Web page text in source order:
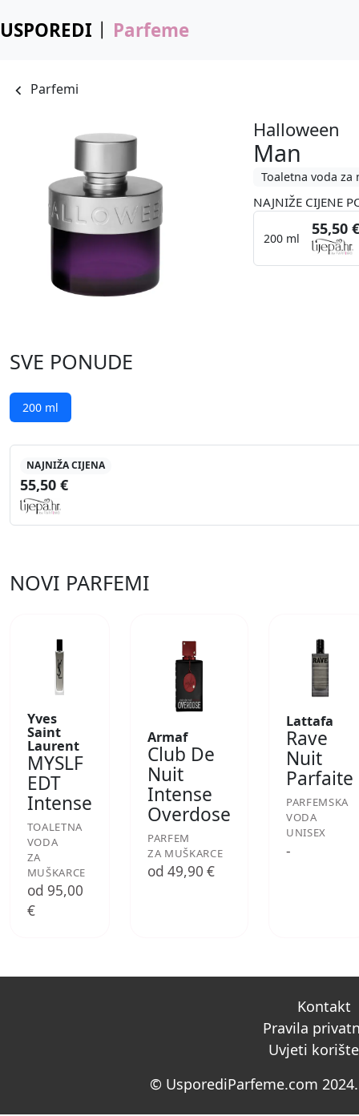
USPOREDI Parfeme
Parfemi
Halloween
Man
Toaletna voda za
NAJNIŽE CIJENE
200 ml
55,50
SVE PONUDE
200 ml
NAJNIŽA CIJENA
55,50 €
NOVI PARFEMI
Yves
Saint
Laurent
MYSLF
EDT
Intense
TOALETNA
VODA
ZA
MUŠKARCE
od 95,00
€
Armaf
Club De
Nuit
Intense
Overdose
PARFEM
ZA MUŠKARCE
od 49,90 €
Lattafa
Rave
Nuit
Parfaite
PARFEMSKA
VODA
UNISEX
-
Kontakt
Pravila
Uvjeti
© UsporediParfeme.com